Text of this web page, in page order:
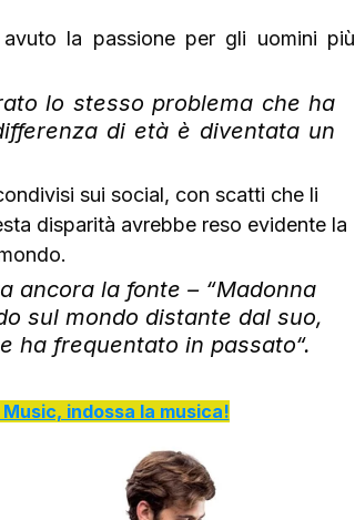
la passione per gli uomini più
lo stesso problema che ha
di età è diventata un
sui social, con scatti che li
disparità avrebbe reso evidente la
ancora la fonte – “Madonna
sul mondo distante dal suo,
ha frequentato in passato“.
indossa la musica!